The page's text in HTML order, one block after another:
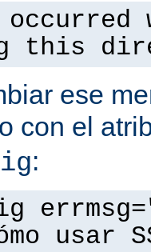
this
ese
con el
:
usar